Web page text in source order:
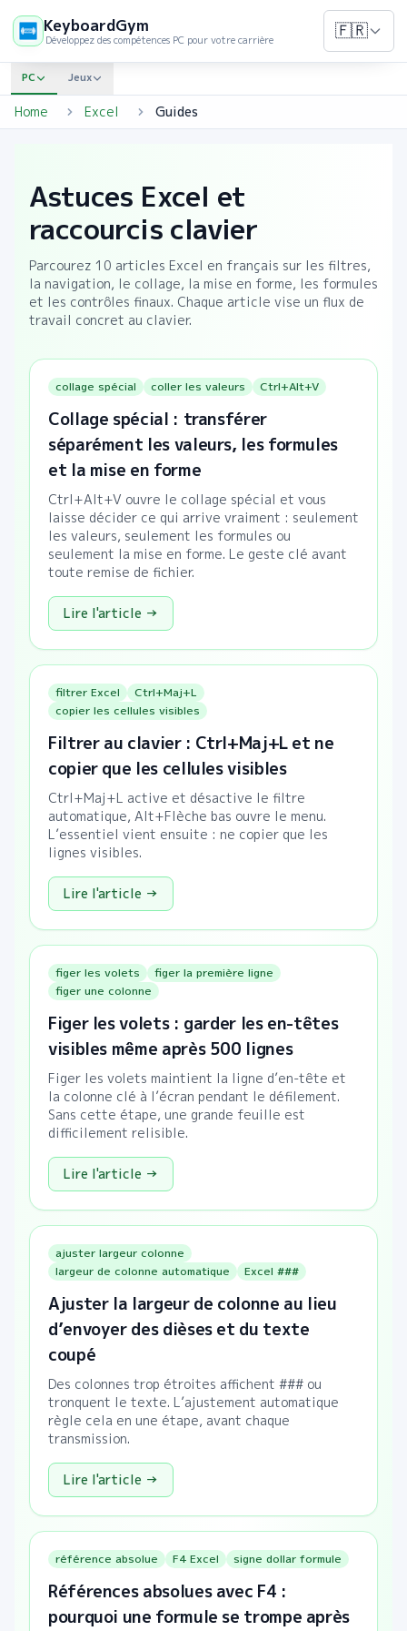
KeyboardGym
Développez des compétences PC pour votre carrière 🇫🇷
PC Jeux
Home Excel Guides
Astuces Excel et
raccourcis clavier
Parcourez 10 articles Excel en français sur les filtres,
la navigation, le collage, la mise en forme, les formules
et les contrôles finaux. Chaque article vise un flux de
travail concret au clavier.
collage spécial coller les valeurs Ctrl+Alt+V
Collage spécial : transférer
séparément les valeurs, les formules
et la mise en forme
Ctrl+Alt+V ouvre le collage spécial et vous
laisse décider ce qui arrive vraiment : seulement
les valeurs, seulement les formules ou
seulement la mise en forme. Le geste clé avant
toute remise de fichier.
Lire l'article →
filtrer Excel
Ctrl+Maj+L
copier les cellules visibles
Filtrer au clavier : Ctrl+Maj+L et ne
copier que les cellules visibles
Ctrl+Maj+L active et désactive le filtre
automatique, Alt+Flèche bas ouvre le menu.
L’essentiel vient ensuite : ne copier que les
lignes visibles.
Lire l'article →
figer les volets
figer la première ligne
figer une colonne
Figer les volets : garder les en-têtes
visibles même après 500 lignes
Figer les volets maintient la ligne d’en-tête et
la colonne clé à l’écran pendant le défilement.
Sans cette étape, une grande feuille est
difficilement relisible.
Lire l'article →
ajuster largeur colonne
largeur de colonne automatique
Excel ###
Ajuster la largeur de colonne au lieu
d’envoyer des dièses et du texte
coupé
Des colonnes trop étroites affichent ### ou
tronquent le texte. L’ajustement automatique
règle cela en une étape, avant chaque
transmission.
Lire l'article →
référence absolue F4 Excel signe dollar formule
Références absolues avec F4 :
pourquoi une formule se trompe après